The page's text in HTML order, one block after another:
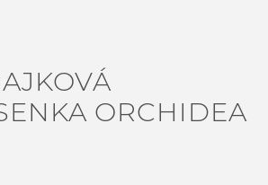
ORCHIDEA